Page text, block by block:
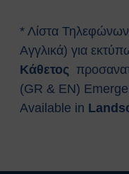
* Λίστα Τηλεφώνων
Αγγλικά) για
Κάθετος
(GR & EN)
Available in